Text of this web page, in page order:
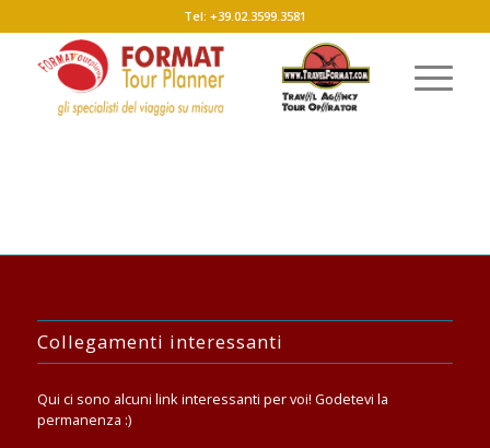
Tel: +39.02.3599.3581
Collegamenti interessanti
Qui ci sono alcuni link interessanti per voi! Godetevi la
permanenza :)